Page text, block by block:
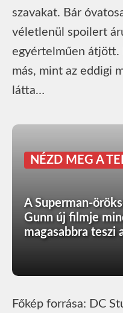
szavakat. Bár
véletlenül spoilert
egyértelműen átjött.
más, mint az eddigi
látta…
NÉZD MEG A
A Superman-
Gunn új filmje
magasabbra teszi
Főkép forrása: DC